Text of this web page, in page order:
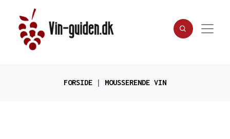
FORSIDE MOUSSERENDE VIN